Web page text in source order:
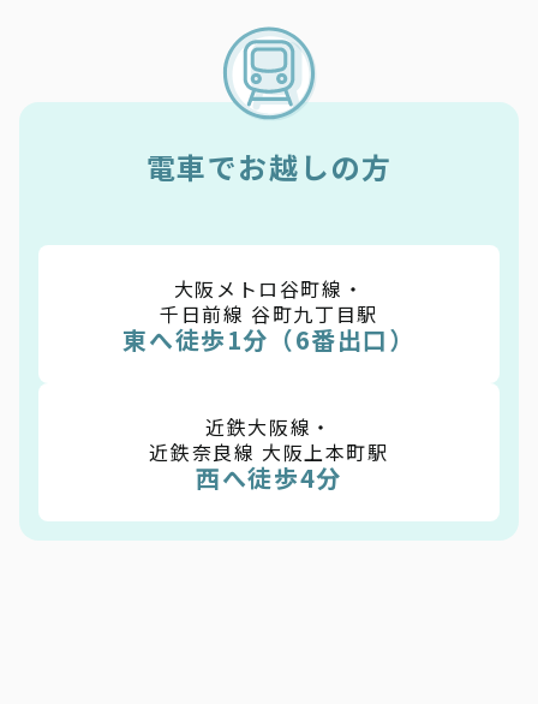
電車でお越しの方
大阪メトロ谷町線・
千日前線 谷町九丁目駅
東へ徒歩1分（6番出口）
近鉄大阪線・
近鉄奈良線 大阪上本町駅
西へ徒歩4分